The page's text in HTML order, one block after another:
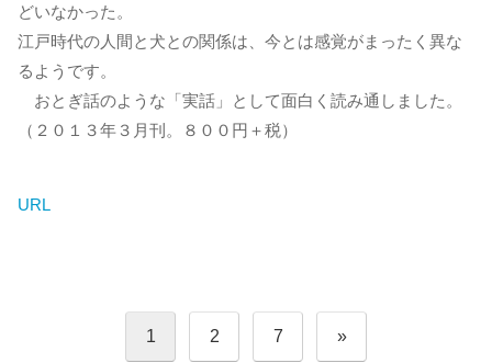
どいなかった。
江戸時代の人間と犬との関係は、今とは感覚がまったく異な
るようです。
おとぎ話のような「実話」として面白く読み通しました。
（２０１３年３月刊。８００円＋税）
URL
投
1 2 7 »